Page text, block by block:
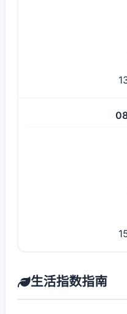
生活指数指南